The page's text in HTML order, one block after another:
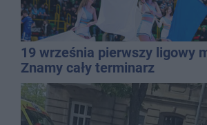
19 września pierwszy ligowy
Znamy cały terminarz